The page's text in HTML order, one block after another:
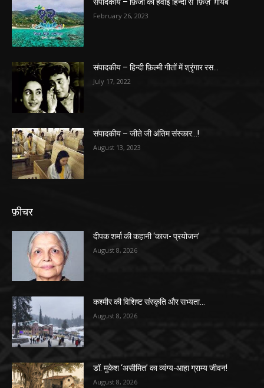
February 26, 2023
संपादकीय – हिन्दी फ़िल्मी गीतों में श्रृंगार रस…
July 17, 2022
संपादकीय – जीते जी अंतिम संस्कार…!
August 13, 2023
फ़ीचर
दीपक शर्मा की कहानी ‘काज- प्रयोजन’
August 8, 2026
कश्मीर की विशिष्ट संस्कृति और सभ्यता…
August 8, 2026
डॉ. मुकेश ‘असीमित’ का व्यंग्य-आहा ग्राम्य जीवन!
August 8, 2026